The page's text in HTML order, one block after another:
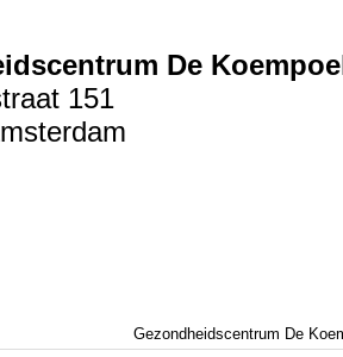
De
151
Gezondheidscentrum De